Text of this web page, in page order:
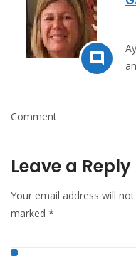

Comment
Leave a Reply
Your email address will
marked *